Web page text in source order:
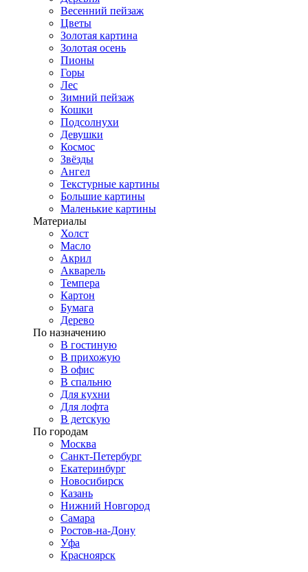
Весенний пейзаж
Цветы
Золотая картина
Золотая осень
Пионы
Горы
Лес
Зимний пейзаж
Кошки
Подсолнухи
Девушки
Космос
Звёзды
Ангел
Текстурные картины
Большие картины
Маленькие картины
Материалы
Холст
Масло
Акрил
Акварель
Темпера
Картон
Бумага
Дерево
По назначению
В гостиную
В прихожую
В офис
В спальню
Для кухни
Для лофта
В детскую
По городам
Москва
Санкт-Петербург
Екатеринбург
Новосибирск
Казань
Нижний Новгород
Самара
Ростов-на-Дону
Уфа
Красноярск